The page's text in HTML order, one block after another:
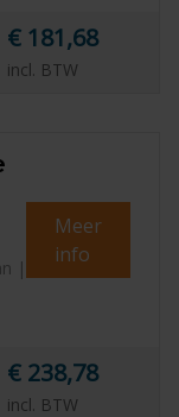
€ 181,68
incl. BTW
|
Meer
info
€ 238,78
incl. BTW